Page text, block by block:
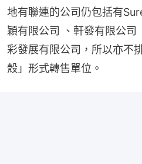
地有聯連的公司仍包括有
穎有限公司 、軒發有限公司
彩發展有限公司，所以亦不
殼」形式轉售單位。